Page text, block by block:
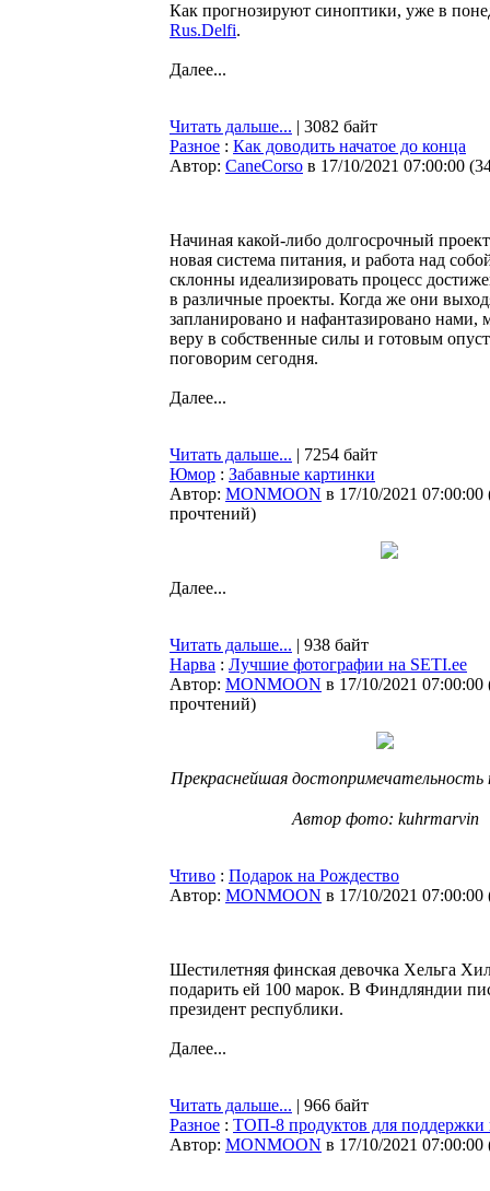
Как прогнозируют синоптики, уже в
Rus.Delfi.
Далее...
Читать дальше... | 3082 байт
Разное : Как доводить начатое до конца
Автор: CaneCorso в 17/10/2021 07:00:00 (
Начиная какой-либо долгосрочный
новая система питания, и работа над
склонны идеализировать процесс
в различные проекты. Когда же они
запланировано и нафантазировано
веру в собственные силы и готовым
поговорим сегодня.
Далее...
Читать дальше... | 7254 байт
Юмор : Забавные картинки
Автор: MONMOON в 17/10/2021 07:00:00
прочтений)
Далее...
Читать дальше... | 938 байт
Нарва : Лучшие фотографии на SETI.ee
Автор: MONMOON в 17/10/2021 07:00:00
прочтений)
Прекраснейшая достопримечательность
Автор фото: kuhrmarvin
Чтиво : Подарок на Рождество
Автор: MONMOON в 17/10/2021 07:00:00
Шестилетняя финская девочка Хельга
подарить ей 100 марок. В Финдляндии
президент республики.
Далее...
Читать дальше... | 966 байт
Разное : ТОП-8 продуктов для поддержки
Автор: MONMOON в 17/10/2021 07:00:00